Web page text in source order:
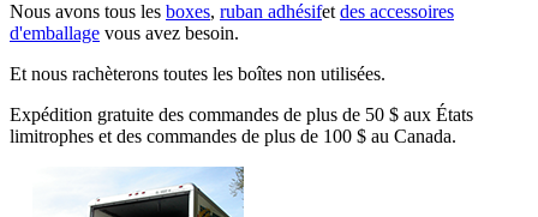
Nous avons tous les boxes, ruban adhésifetdes accessoires
d'emballage vous avez besoin.
Et nous rachèterons toutes les boîtes non utilisées.
Expédition gratuite des commandes de plus de 50 $ aux États
limitrophes et des commandes de plus de 100 $ au Canada.